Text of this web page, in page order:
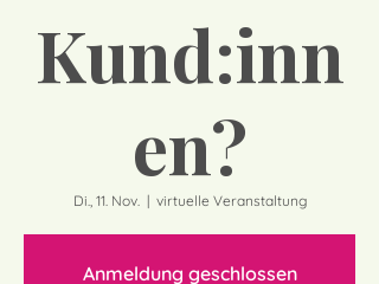
Kund:inn
en?
Di., 11. Nov.
  |
virtuelle Veranstaltung
Anmeldung geschlossen